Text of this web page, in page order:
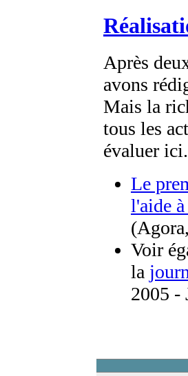
Après
avons
Mais la
tous les
évaluer ici.
Le
l'aide
Voir
la
2005 -